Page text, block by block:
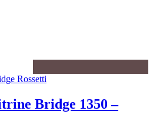
Bridge 1350 –